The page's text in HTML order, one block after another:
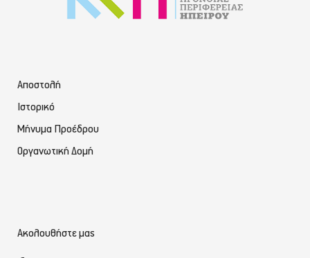
Αποστολή
Ιστορικό
Μήνυμα Προέδρου
Οργανωτική Δομή
Ακολουθήστε μας